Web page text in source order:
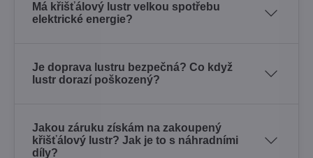
Má křišťálový lustr velkou spotřebu
elektrické energie?
Je doprava lustru bezpečná? Co když
lustr dorazí poškozený?
Jakou záruku získám na zakoupený
křišťálový lustr? Jak je to s náhradními
díly?